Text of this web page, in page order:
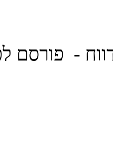
- פורסם לפני 12